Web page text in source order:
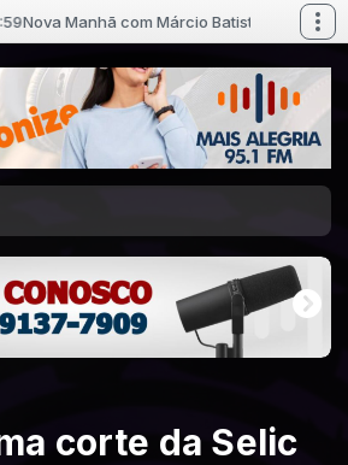
Manhã com Márcio Batista (Pr) das 10:00 às
corte da Selic